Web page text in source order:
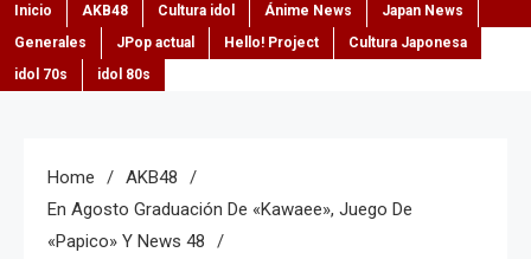
Inicio AKB48 Cultura idol Ánime News
Japan News
Generales
JPop actual Hello! Project
Cultura Japonesa
idol 70s
idol 80s
Home
AKB48
En Agosto Graduación De «Kawaee», Juego De
«Papico» Y News 48